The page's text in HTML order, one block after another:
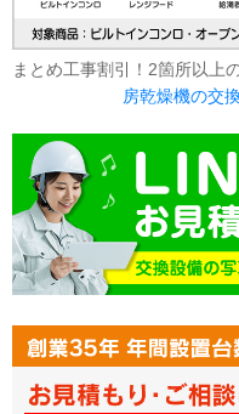
まとめ工事割引！2箇所以上
房乾燥機の交